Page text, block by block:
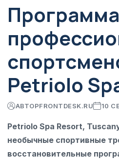
Petriolo
АВТОРFRONTDESK.RU 10
Petriolo Spa Resort,
необычные спортивные
восстановительные